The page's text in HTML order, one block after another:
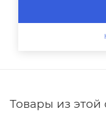
Товары из этой